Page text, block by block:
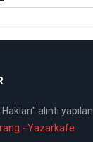
alıntı yapılan